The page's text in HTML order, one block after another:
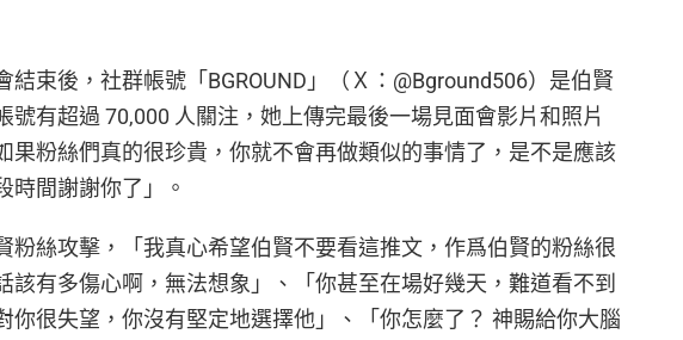
結束後，社群帳號「BGROUND」（Ｘ：@Bground506）是伯賢
號有超過 70,000 人關注，她上傳完最後一場見面會影片和照片
果粉絲們真的很珍貴，你就不會再做類似的事情了，是不是應該
時間謝謝你了」。
粉絲攻擊，「我真心希望伯賢不要看這推文，作爲伯賢的粉絲很
該有多傷心啊，無法想象」、「你甚至在場好幾天，難道看不到
你很失望，你沒有堅定地選擇他」、「你怎麼了？ 神賜給你大腦